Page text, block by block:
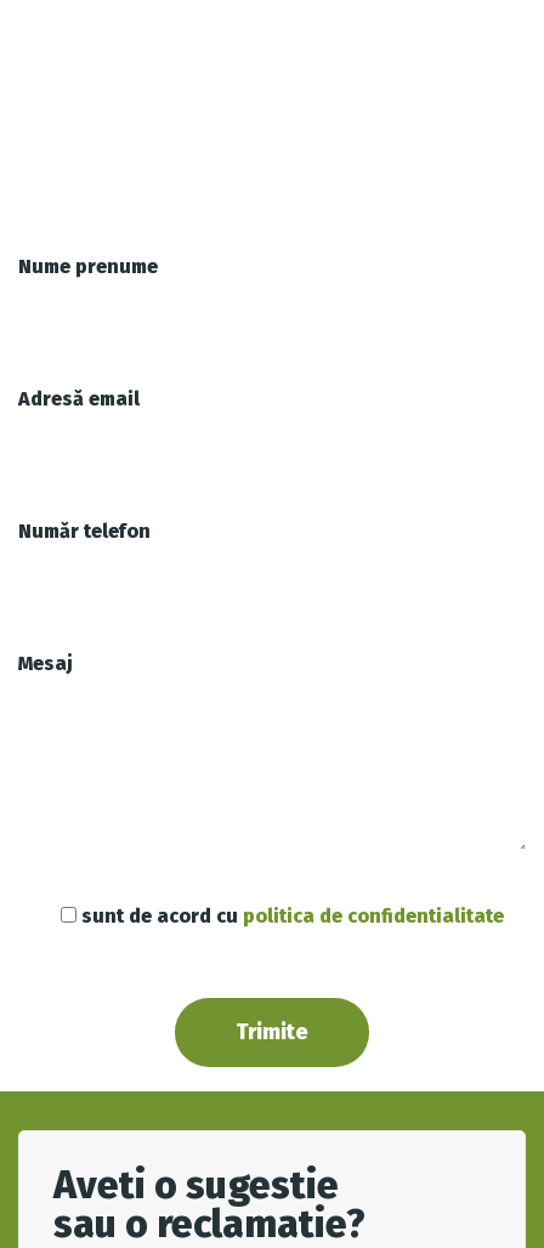
Nume prenume
Adresă email
Număr telefon
Mesaj
sunt de acord cu politica de confidentialitate
Aveti o sugestie
sau o reclamatie?